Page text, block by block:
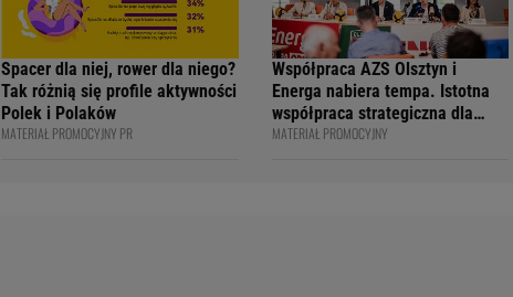
Spacer dla niej, rower dla niego?
Tak różnią się profile aktywności
Polek i Polaków
MATERIAŁ PROMOCYJNY PR
Współpraca AZS Olsztyn i
Energa nabiera tempa. Istotna
współpraca strategiczna dla
siatkarskiego klubu i marki
MATERIAŁ PROMOCYJNY